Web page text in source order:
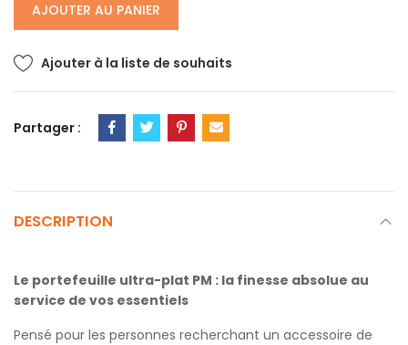
AJOUTER AU PANIER
Ajouter à la liste de souhaits
Partager :
DESCRIPTION
Le portefeuille ultra-plat PM : la finesse absolue au
service de vos essentiels
Pensé pour les personnes recherchant un accessoire de